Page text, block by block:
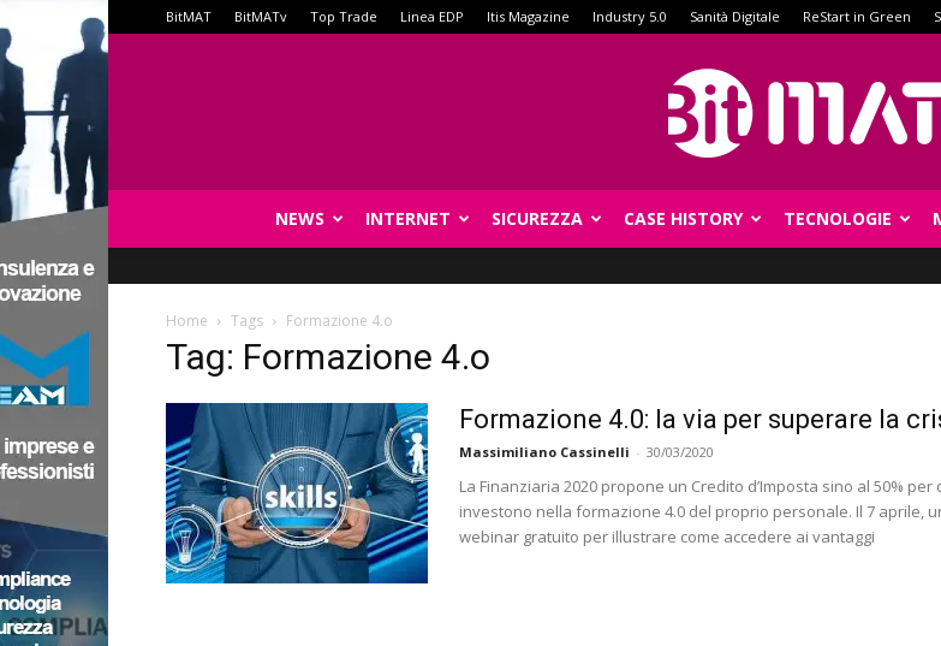
BitMAT BitMATv Top Trade Linea EDP Itis Magazine Industry 5.0 Sanità Digitale ReStart in Green
NEWS INTERNET SICUREZZA CASE HISTORY TECNOLOGIE
Home Tags Formazione 4.o
Tag: Formazione 4.o
Formazione 4.0: la via per superare la
Massimiliano Cassinelli - 30/03/2020
La Finanziaria 2020 propone un Credito d’Imposta sino al 50% per
investono nella formazione 4.0 del proprio personale. Il 7 aprile,
webinar gratuito per illustrare come accedere ai vantaggi